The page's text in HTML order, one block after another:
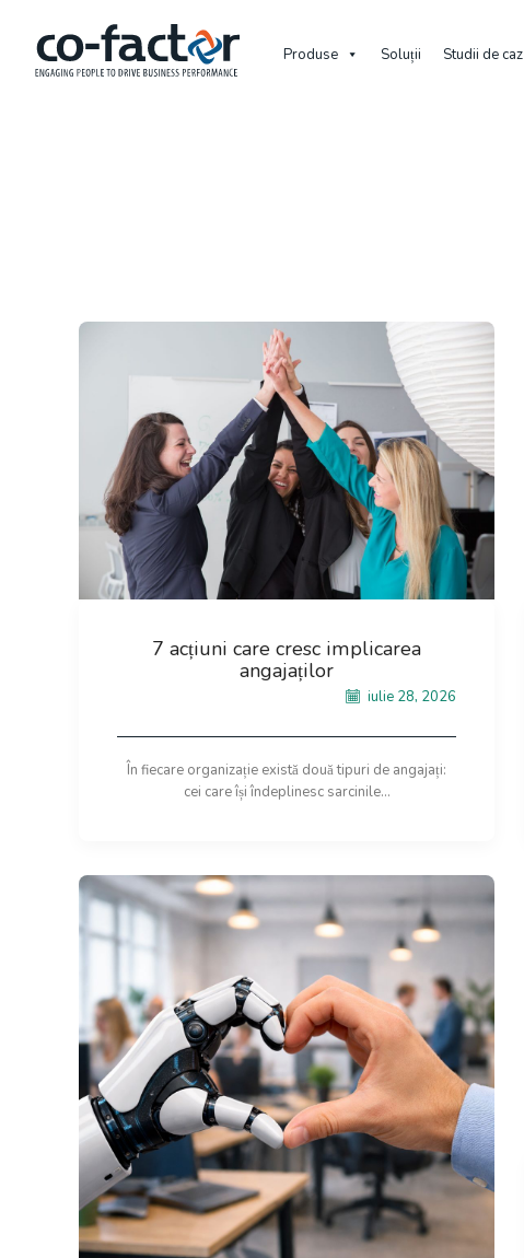
Produse Soluții Studii de caz
7 acțiuni care cresc implicarea
angajaților
iulie 28, 2026
În fiecare organizație există două tipuri de angajați:
cei care își îndeplinesc sarcinile...